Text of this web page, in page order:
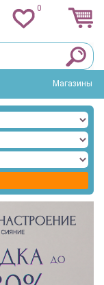
0
Магазины